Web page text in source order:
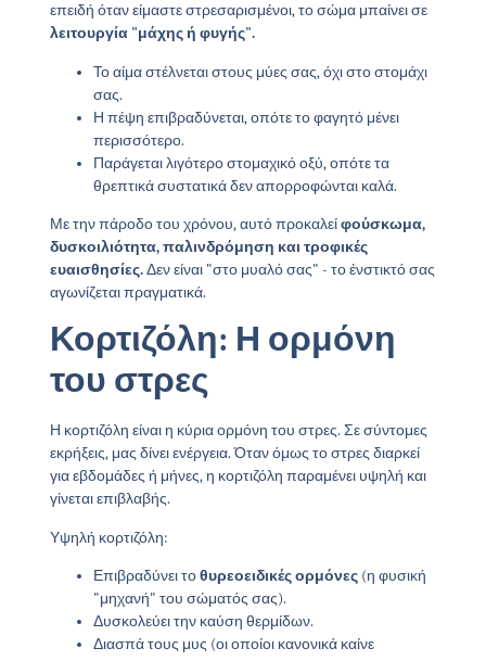
επειδή όταν είμαστε στρεσαρισμένοι, το σώμα μπαίνει σε
λειτουργία "μάχης ή φυγής".
Το αίμα στέλνεται στους μύες σας, όχι στο στομάχι
σας.
Η πέψη επιβραδύνεται, οπότε το φαγητό μένει
περισσότερο.
Παράγεται λιγότερο στομαχικό οξύ, οπότε τα
θρεπτικά συστατικά δεν απορροφώνται καλά.
Με την πάροδο του χρόνου, αυτό προκαλείφούσκωμα,
δυσκοιλιότητα, παλινδρόμηση και τροφικές
ευαισθησίες.Δεν είναι "στο μυαλό σας" - το ένστικτό σας
αγωνίζεται πραγματικά.
Κορτιζόλη: Η ορμόνη
του στρες
Η κορτιζόλη είναι η κύρια ορμόνη του στρες. Σε σύντομες
εκρήξεις, μας δίνει ενέργεια. Όταν όμως το στρες διαρκεί
για εβδομάδες ή μήνες, η κορτιζόλη παραμένει υψηλή και
γίνεται επιβλαβής.
Υψηλή κορτιζόλη:
Επιβραδύνει τοθυρεοειδικές ορμόνες(η φυσική
"μηχανή" του σώματός σας).
Δυσκολεύει την καύση θερμίδων.
Διασπά τους μυς (οι οποίοι κανονικά καίνε